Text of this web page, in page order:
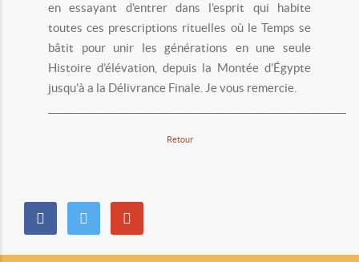
en essayant d’entrer dans l’esprit qui habite
toutes ces prescriptions rituelles où le Temps se
bâtit pour unir les générations en une seule
Histoire d’élévation, depuis la Montée d’Égypte
jusqu’à a la Délivrance Finale. Je vous remercie.
Retour